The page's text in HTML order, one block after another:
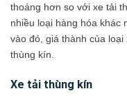
thoáng hơn so với xe tải
nhiều loại hàng hóa khác
vào đó, giá thành của
thùng kín.
Xe tải thùng kín